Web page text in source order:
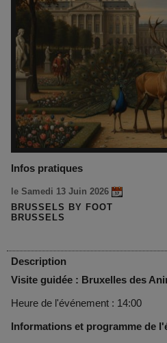
Infos pratiques
le Samedi 13 Juin 2026
BRUSSELS BY FOOT
BRUSSELS
Description
Visite guidée : Bruxelles des
Heure de l'événement : 14:00
Informations et programme de